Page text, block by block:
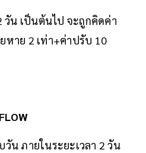
วัน เป็นต้นไป จะถูกคิดค่า
หาย 2 เท่า+ค่าปรับ 10
น ภายในระยะเวลา 2 วัน